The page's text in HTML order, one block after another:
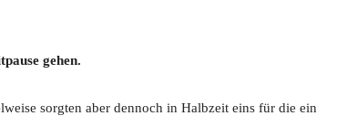
gehen.
sorgten aber dennoch in Halbzeit eins für die ein